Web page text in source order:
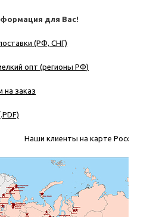
для Вас!
(РФ, СНГ)
опт (регионы РФ)
на заказ
Наши клиенты на карте России